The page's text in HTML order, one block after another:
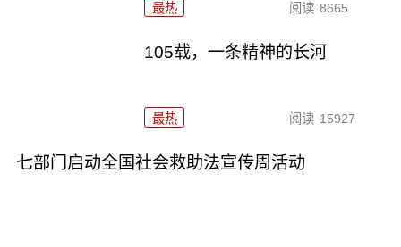
最热 阅读 8665
105载，一条精神的长河
最热 阅读 15927
七部门启动全国社会救助法宣传周活动